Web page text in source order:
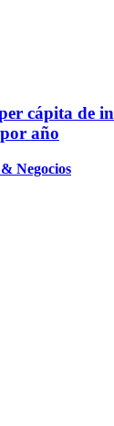
cápita de
año
Negocios